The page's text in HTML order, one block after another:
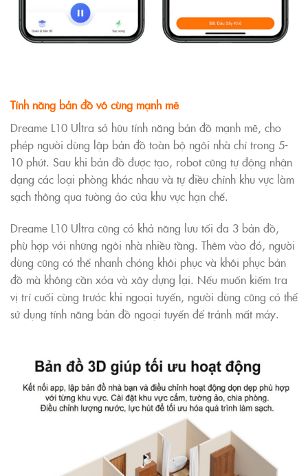
Tính năng bản đồ vô cùng mạnh mẽ
Dreame L10 Ultra sở hữu tính năng bản đồ mạnh mẽ, cho
phép người dùng lập bản đồ toàn bộ ngôi nhà chỉ trong 5-
10 phút. Sau khi bản đồ được tạo, robot cũng tự động nhận
dạng các loại phòng khác nhau và tự điều chỉnh khu vực làm
sạch thông qua tường ảo của khu vực hạn chế.
Dreame L10 Ultra cũng có khả năng lưu tối đa 3 bản đồ,
phù hợp với những ngôi nhà nhiều tầng. Thêm vào đó, người
dùng cũng có thể nhanh chóng khôi phục và khôi phục bản
đồ mà không cần xóa và xây dựng lại. Nếu muốn kiểm tra
vị trí cuối cùng trước khi ngoại tuyến, người dùng cũng có thể
sử dụng tính năng bản đồ ngoại tuyến để tránh mất máy.